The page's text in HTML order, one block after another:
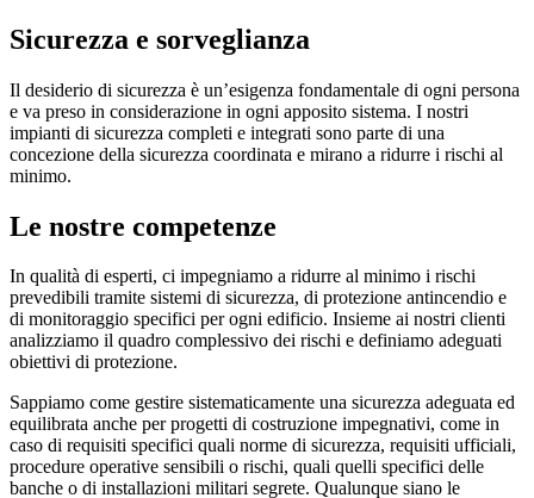
Sicurezza e sorveglianza
Il desiderio di sicurezza è un’esigenza fondamentale di ogni persona
e va preso in considerazione in ogni apposito sistema. I nostri
impianti di sicurezza completi e integrati sono parte di una
concezione della sicurezza coordinata e mirano a ridurre i rischi al
minimo.
Le nostre competenze
In qualità di esperti, ci impegniamo a ridurre al minimo i rischi
prevedibili tramite sistemi di sicurezza, di protezione antincendio e
di monitoraggio specifici per ogni edificio. Insieme ai nostri clienti
analizziamo il quadro complessivo dei rischi e definiamo adeguati
obiettivi di protezione.
Sappiamo come gestire sistematicamente una sicurezza adeguata ed
equilibrata anche per progetti di costruzione impegnativi, come in
caso di requisiti specifici quali norme di sicurezza, requisiti ufficiali,
procedure operative sensibili o rischi, quali quelli specifici delle
banche o di installazioni militari segrete. Qualunque siano le